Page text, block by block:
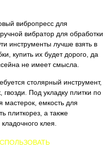
вибропресс для
вибратор для обработки
инструменты лучше взять в
купить их будет дорого, да
не имеет смысла.
столярный инструмент,
гвозди. Под укладку плитки по
мастерок, емкость для
плиткорез, а также
клея.